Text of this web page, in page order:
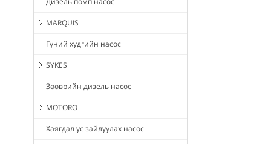
MARQUIS
Гүний худгийн насос
SYKES
Зөөврийн дизель насос
MOTORO
Хаягдал ус зайлуулах насос